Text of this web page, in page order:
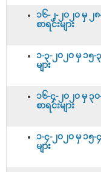
၁၆-၂-၂၀၂၀ မှ
စာရင်းများ
၁-၃-၂၀၂၀ မှ ၁
များ
၁၆-၄-၂၀၂၀ မှ
စာရင်းများ
၁-၄-၂၀၂၀ မှ ၁
များ